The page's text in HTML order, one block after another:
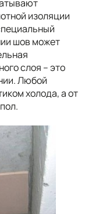
изоляции
шов может
слоя – это
Любой
холода, а от